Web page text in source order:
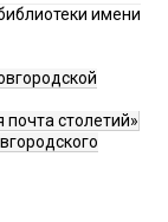
имени
столетий»